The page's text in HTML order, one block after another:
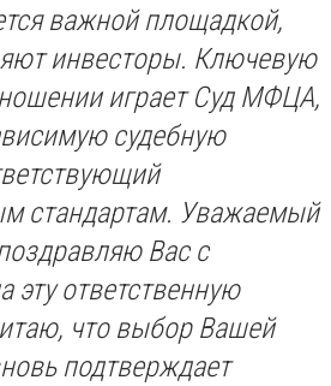
важной площадкой,
инвесторы. Ключевую
играет Суд МФЦА,
судебную
стандартам. Уважаемый
Вас с
эту ответственную
что выбор Вашей
подтверждает